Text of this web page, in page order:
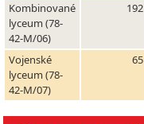
Kombinované
lyceum (78-
42-M/06)
192
Vojenské
lyceum (78-
42-M/07)
65